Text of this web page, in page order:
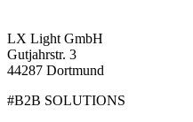
LX Light GmbH
Gutjahrstr. 3
44287 Dortmund
#B2B SOLUTIONS